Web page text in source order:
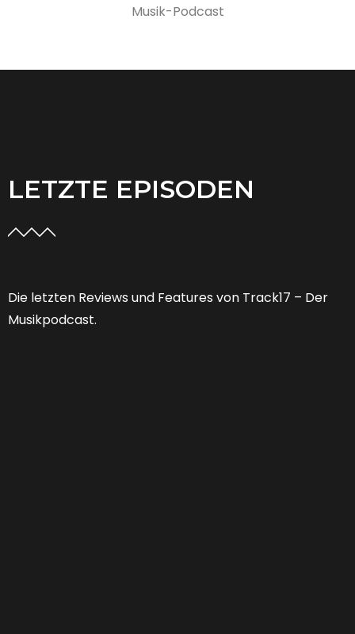
Musik-Podcast
LETZTE EPISODEN
Die letzten Reviews und Features von Track17 – Der
Musikpodcast.